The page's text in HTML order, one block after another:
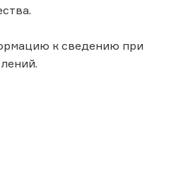
к сведению при